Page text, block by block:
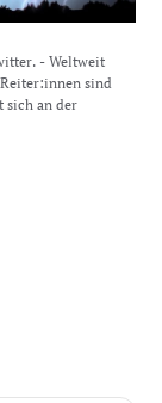
- Weltweit
sind
sich an der